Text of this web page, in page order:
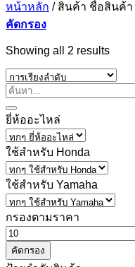
หน้าหลัก /สินค้า ชื่อสินค้า
คัดกรอง
Showing all 2 results
ยี่ห้ออะไหล่
ใช้สำหรับ Honda
ใช้สำหรับ Yamaha
กรองตามราคา
ราคา
ต่ำ
คัดกรอง